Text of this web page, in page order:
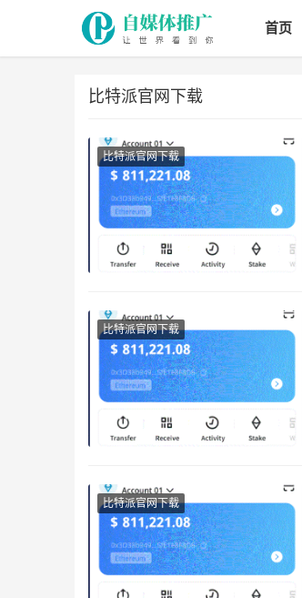
首页
比特派官网下载
比特派官网下载
比特派官网下载
比特派官网下载